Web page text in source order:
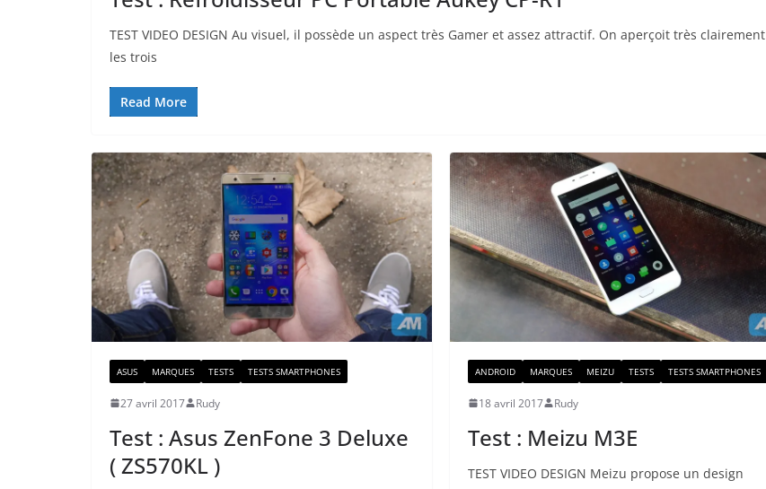
TEST VIDEO DESIGN Au visuel, il possède un aspect très Gamer et assez attractif. On aperçoit très clairement
les trois
Read More
ASUS MARQUES TESTS TESTS SMARTPHONES
27 avril 2017 Rudy
Test : Asus ZenFone 3 Deluxe
( ZS570KL )
ANDROID MARQUES MEIZU TESTS TESTS SMARTPHONES
18 avril 2017 Rudy
Test : Meizu M3E
TEST VIDEO DESIGN Meizu propose un design